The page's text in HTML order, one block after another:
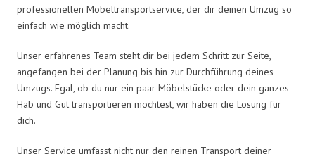
professionellen Möbeltransportservice, der dir deinen Umzug so
einfach wie möglich macht.
Unser erfahrenes Team steht dir bei jedem Schritt zur Seite,
angefangen bei der Planung bis hin zur Durchführung deines
Umzugs. Egal, ob du nur ein paar Möbelstücke oder dein ganzes
Hab und Gut transportieren möchtest, wir haben die Lösung für
dich.
Unser Service umfasst nicht nur den reinen Transport deiner